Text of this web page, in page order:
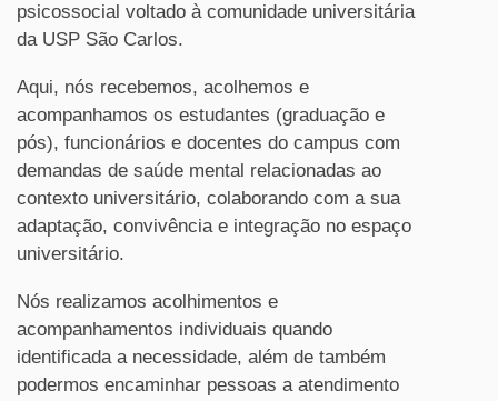
psicossocial voltado à comunidade universitária
da USP São Carlos.
Aqui, nós recebemos, acolhemos e
acompanhamos os estudantes (graduação e
pós), funcionários e docentes do campus com
demandas de saúde mental relacionadas ao
contexto universitário, colaborando com a sua
adaptação, convivência e integração no espaço
universitário.
Nós realizamos acolhimentos e
acompanhamentos individuais quando
identificada a necessidade, além de também
podermos encaminhar pessoas a atendimento